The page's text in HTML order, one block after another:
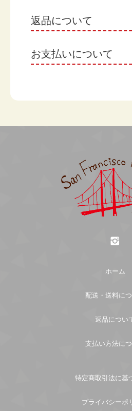
ヤマト運輸
お届け日：選択した商品の発
す。 ※地域によって異なる場
お渡し時間：希望がある場合
「発送日」にまとめて発送い
お渡し日：下記よりご希望日
月のケーキも購入される場合
受け渡し日」にまとめてお渡
送料は配送地域により異なり
茨城県/栃木県/群馬県/埼玉県/
返品について
不良品
なまもののため、ご注文完了
の返品・返金・交換・キャン
受けできません 。 ただし、お
品に不明な点がございました
さい。 ご注文確定後のキャン
必ず事前にご連絡くださいま
お支払いについて
クレジット決済
支店名： ビジネス営業部支店
口座番号： 3262480
ホーム
配送・送料に
返品につい
支払い方法に
特定商取引法に基
プライバシーポ